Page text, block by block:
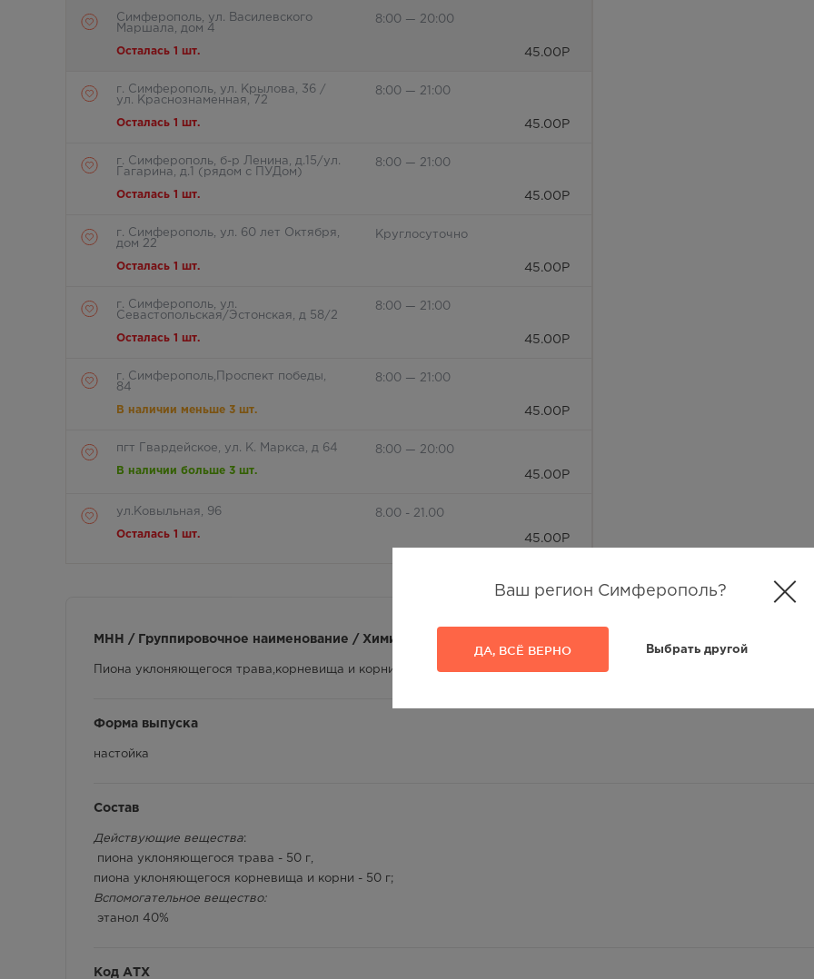
Ваш регион Симферополь?
ДА, ВСЁ ВЕРНО Выбрать другой
Симферополь, ул. Василевского
Маршала, дом 4
Осталась 1 шт.
8:00 — 20:00
45.00 Р
г. Симферополь, ул. Крылова, 36 /
ул. Краснознаменная, 72
Осталась 1 шт.
8:00 — 21:00
45.00 Р
г. Симферополь, б-р Ленина, д.15/ул.
Гагарина, д.1 (рядом с ПУДом)
Осталась 1 шт.
8:00 — 21:00
45.00 Р
г. Симферополь, ул. 60 лет Октября,
дом 22
Осталась 1 шт.
Круглосуточно
45.00 Р
г. Симферополь, ул.
Севастопольская/Эстонская, д 58/2
Осталась 1 шт.
8:00 — 21:00
45.00 Р
г. Симферополь,Проспект победы,
84
В наличии меньше 3 шт.
8:00 — 21:00
45.00 Р
пгт Гвардейское, ул. К. Маркса, д 64
В наличии больше 3 шт.
8:00 — 20:00
45.00 Р
ул.Ковыльная, 96
Осталась 1 шт.
8.00 - 21.00
45.00 Р
МНН / Группировочное наименование / Химическое наименование
Пиона уклоняющегося трава,корневища и корни
Форма выпуска
настойка
Состав
Действующие вещества:
пиона уклоняющегося трава - 50 г,
пиона уклоняющегося корневища и корни - 50 г;
Вспомогательное вещество:
этанол 40%
Код АТХ